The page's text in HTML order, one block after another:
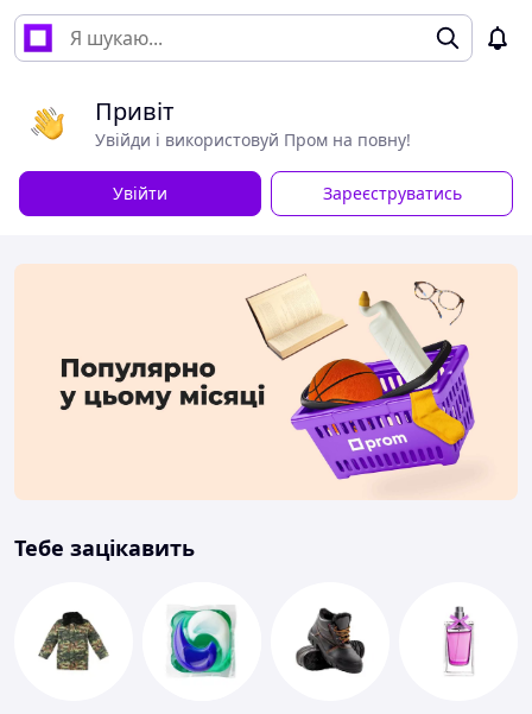
Привіт
Увійди і використовуй Пром на повну!
Увійти Зареєструватись
Тебе зацікавить